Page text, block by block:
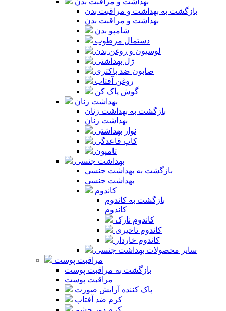
بازگشت به بهداشت و مراقبت بدن
بهداشت و مراقبت بدن
شامپو بدن
دستمال مرطوب
لوسیون و روغن بدن
ژل بهداشتی
صابون ضد باکتری
روغن آفتاب
گوش پاک کن
بهداشت زنان
بازگشت به بهداشت زنان
بهداشت زنان
نوار بهداشتی
کاپ قاعدگی
تامپون
بهداشت جنسی
بازگشت به بهداشت جنسی
بهداشت جنسی
کاندوم
بازگشت به کاندوم
کاندوم
کاندوم نازک
کاندوم تاخیری
کاندوم خاردار
سایر محصولات بهداشت جنسی
مراقبت پوست
بازگشت به مراقبت پوست
مراقبت پوست
پاک کننده آرایش صورت
کرم ضد آفتاب